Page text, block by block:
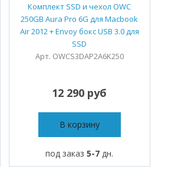
Комплект SSD и чехол OWC
250GB Aura Pro 6G для Macbook
Air 2012 + Envoy бокс USB 3.0 для
SSD
Арт. OWCS3DAP2A6K250
12 290 руб
В корзину
под заказ5-7 дн.